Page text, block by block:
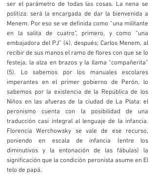
ser el parámetro de todas las cosas. La nena se
politiza: será la encargada de dar la bienvenida a
Menem. Por eso se ve definida como “una militante
en la salita de cuatro”, primero, y como “una
embajadora del PJ” (4), después; Carlos Menem, al
recibir de sus manos el ramo de flores con que se lo
festeja, la alza en brazos y la llama “compañerita”
(5). Lo sabemos por los manuales escolares
imperantes en el primer gobierno de Perón, lo
sabemos por la existencia de la República de los
Niños en las afueras de la ciudad de La Plata: el
peronismo cuenta con la posibilidad de una
traducción casi integral al lenguaje de la infancia.
Florencia Werchowsky se vale de ese recurso,
poniendo en escala de infancia (entre los
diminutivos y la entonación de las fábulas) la
significación que la condición peronista asume en El
telo de papá.